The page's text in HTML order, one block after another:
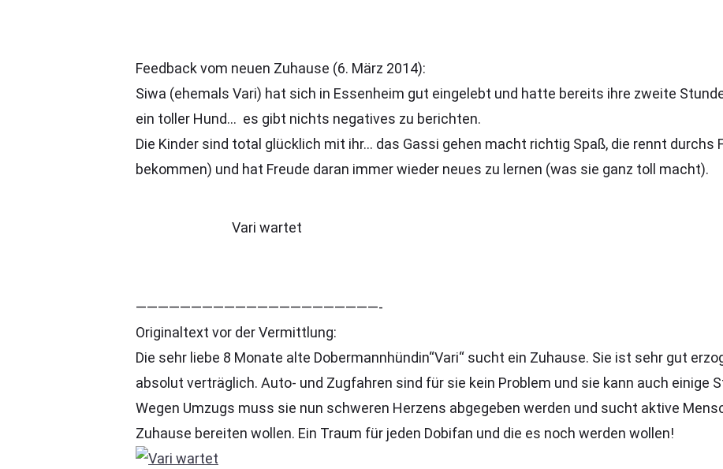
Feedback vom neuen Zuhause (6. März 2014):
Siwa (ehemals Vari) hat sich in Essenheim gut eingelebt und hatte bereits ihre zweite
ein toller Hund… es gibt nichts negatives zu berichten.
Die Kinder sind total glücklich mit ihr… das Gassi gehen macht richtig Spaß, die rennt durchs
bekommen) und hat Freude daran immer wieder neues zu lernen (was sie ganz toll macht).
Vari wartet
——————————————————————-
Originaltext vor der Vermittlung:
Die sehr liebe 8 Monate alte Dobermannhündin“Vari“ sucht ein Zuhause. Sie ist sehr gut
absolut verträglich. Auto- und Zugfahren sind für sie kein Problem und sie kann auch einige
Wegen Umzugs muss sie nun schweren Herzens abgegeben werden und sucht aktive
Zuhause bereiten wollen. Ein Traum für jeden Dobifan und die es noch werden wollen!